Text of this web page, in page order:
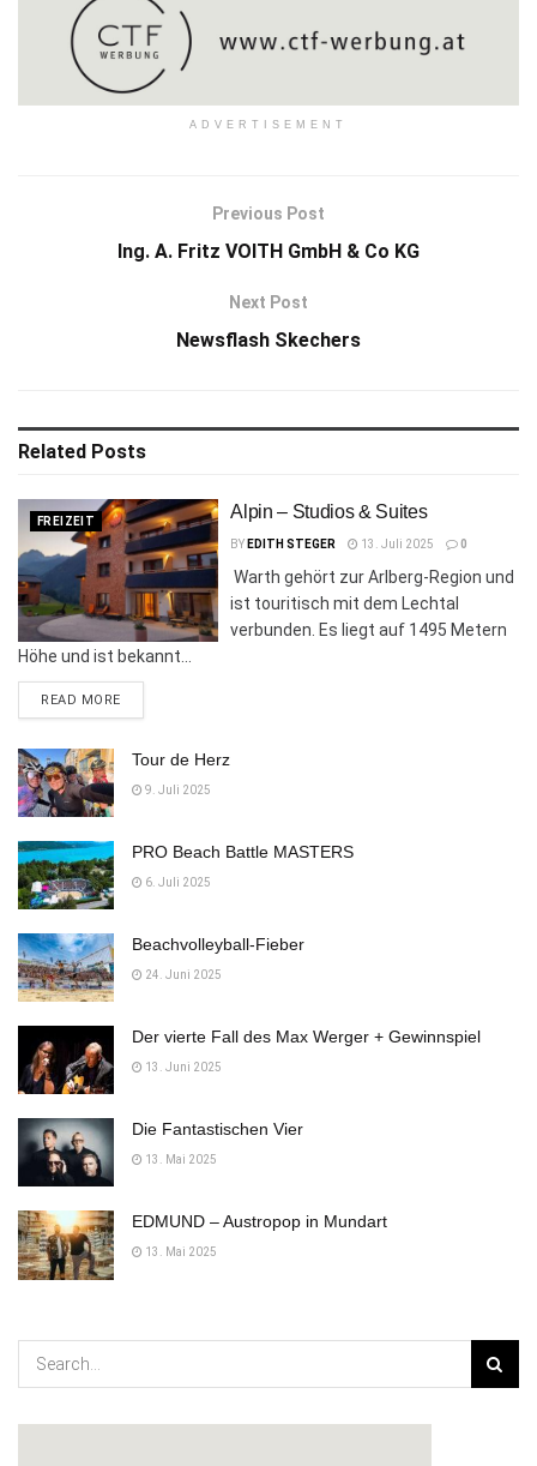
ADVERTISEMENT
Previous Post
Ing. A. Fritz VOITH GmbH & Co KG
Next Post
Newsflash Skechers
Related Posts
FREIZEIT Alpin – Studios & Suites
BY EDITH STEGER 13. Juli 2025 0
Warth gehört zur Arlberg-Region und
ist touritisch mit dem Lechtal
verbunden. Es liegt auf 1495 Metern
Höhe und ist bekannt...
READ MOREDETAILS
Tour de Herz
9. Juli 2025
PRO Beach Battle MASTERS
6. Juli 2025
Beachvolleyball-Fieber
24. Juni 2025
Der vierte Fall des Max Werger + Gewinnspiel
13. Juni 2025
Die Fantastischen Vier
13. Mai 2025
EDMUND – Austropop in Mundart
13. Mai 2025